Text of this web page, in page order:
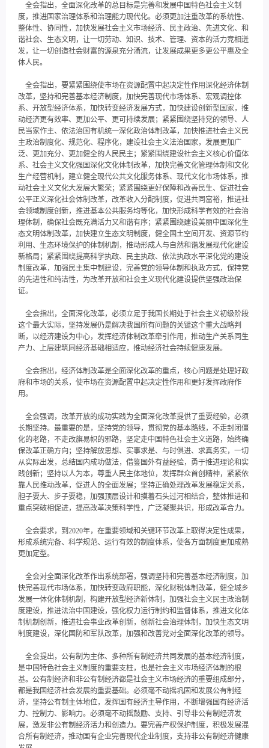
全会指出，全面深化改革的总目标是完善和发展中国特色社会主义制
度，推进国家治理体系和治理能力现代化。必须更加注重改革的系统性、
整体性、协同性，加快发展社会主义市场经济、民主政治、先进文化、和
谐社会、生态文明，让一切劳动、知识、技术、管理、资本的活力竞相迸
发，让一切创造社会财富的源泉充分涌流，让发展成果更多更公平惠及全
体人民。
全会指出，要紧紧围绕使市场在资源配置中起决定性作用深化经济体制
改革，坚持和完善基本经济制度，加快完善现代市场体系、宏观调控体
系、开放型经济体系，加快转变经济发展方式，加快建设创新型国家，推
动经济更有效率、更加公平、更可持续发展；紧紧围绕坚持党的领导、人
民当家作主、依法治国有机统一深化政治体制改革，加快推进社会主义民
主政治制度化、规范化、程序化，建设社会主义法治国家，发展更加广
泛、更加充分、更加健全的人民民主；紧紧围绕建设社会主义核心价值体
系、社会主义文化强国深化文化体制改革，加快完善文化管理体制和文化
生产经营机制，建立健全现代公共文化服务体系、现代文化市场体系，推
动社会主义文化大发展大繁荣；紧紧围绕更好保障和改善民生、促进社会
公平正义深化社会体制改革，改革收入分配制度，促进共同富裕，推进社
会领域制度创新，推进基本公共服务均等化，加快形成科学有效的社会治
理体制，确保社会既充满活力又和谐有序；紧紧围绕建设美丽中国深化生
态文明体制改革，加快建立生态文明制度，健全国土空间开发、资源节约
利用、生态环境保护的体制机制，推动形成人与自然和谐发展现代化建设
新格局；紧紧围绕提高科学执政、民主执政、依法执政水平深化党的建设
制度改革，加强民主集中制建设，完善党的领导体制和执政方式，保持党
的先进性和纯洁性，为改革开放和社会主义现代化建设提供坚强政治保
证。
全会指出，全面深化改革，必须立足于我国长期处于社会主义初级阶段
这个最大实际，坚持发展仍是解决我国所有问题的关键这个重大战略判
断，以经济建设为中心，发挥经济体制改革牵引作用，推动生产关系同生
产力、上层建筑同经济基础相适应，推动经济社会持续健康发展。
全会指出，经济体制改革是全面深化改革的重点，核心问题是处理好政
府和市场的关系，使市场在资源配置中起决定性作用和更好发挥政府作
用。
全会强调，改革开放的成功实践为全面深化改革提供了重要经验，必须
长期坚持。最重要的是，坚持党的领导，贯彻党的基本路线，不走封闭僵
化的老路，不走改旗易帜的邪路，坚定走中国特色社会主义道路，始终确
保改革正确方向；坚持解放思想、实事求是、与时俱进、求真务实，一切
从实际出发，总结国内成功做法，借鉴国外有益经验，勇于推进理论和实
践创新；坚持以人为本，尊重人民主体地位，发挥群众首创精神，紧紧依
靠人民推动改革，促进人的全面发展；坚持正确处理改革发展稳定关系，
胆子要大、步子要稳，加强顶层设计和摸着石头过河相结合，整体推进和
重点突破相促进，提高改革决策科学性，广泛凝聚共识，形成改革合力。
全会要求，到2020年，在重要领域和关键环节改革上取得决定性成果，
形成系统完备、科学规范、运行有效的制度体系，使各方面制度更加成熟
更加定型。
全会对全面深化改革作出系统部署，强调坚持和完善基本经济制度，加
快完善现代市场体系，加快转变政府职能，深化财税体制改革，健全城乡
发展一体化体制机制，构建开放型经济新体制，加强社会主义民主政治制
度建设，推进法治中国建设，强化权力运行制约和监督体系，推进文化体
制机制创新，推进社会事业改革创新，创新社会治理体制，加快生态文明
制度建设，深化国防和军队改革，加强和改善党对全面深化改革的领导。
全会提出，公有制为主体、多种所有制经济共同发展的基本经济制度，
是中国特色社会主义制度的重要支柱，也是社会主义市场经济体制的根
基。公有制经济和非公有制经济都是社会主义市场经济的重要组成部分，
都是我国经济社会发展的重要基础。必须毫不动摇巩固和发展公有制经
济，坚持公有制主体地位，发挥国有经济主导作用，不断增强国有经济活
力、控制力、影响力。必须毫不动摇鼓励、支持、引导非公有制经济发
展，激发非公有制经济活力和创造力。要完善产权保护制度，积极发展混
合所有制经济，推动国有企业完善现代企业制度，支持非公有制经济健康